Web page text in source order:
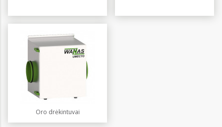
Oro drėkintuvai